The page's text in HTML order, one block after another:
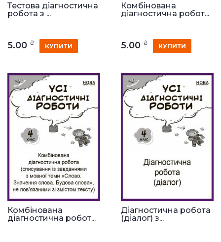
Тестова діагностична
робота з ...
5.00 ₴ КУПИТИ
Комбінована
діагностична робот...
5.00 ₴ КУПИТИ
Комбінована
діагностична робот...
Діагностична робота
(діалог) з...